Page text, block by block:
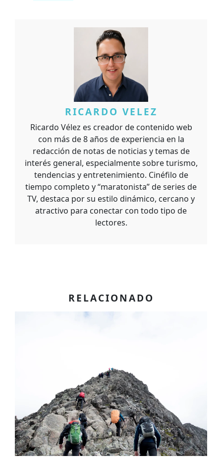
RICARDO VELEZ
Ricardo Vélez es creador de contenido web
con más de 8 años de experiencia en la
redacción de notas de noticias y temas de
interés general, especialmente sobre turismo,
tendencias y entretenimiento. Cinéfilo de
tiempo completo y “maratonista” de series de
TV, destaca por su estilo dinámico, cercano y
atractivo para conectar con todo tipo de
lectores.
RELACIONADO